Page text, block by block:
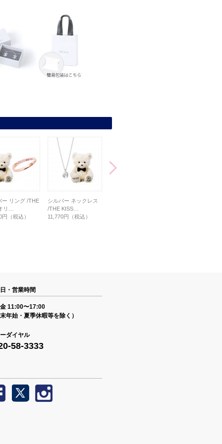
ー リング /THE
リ…
円（税込）
シルバー ネックレス
/THE KISS…
11,770円（税込）
・営業時間
11:00〜17:00
末年始・夏季休暇等を除く）
ダイヤル
58-3333